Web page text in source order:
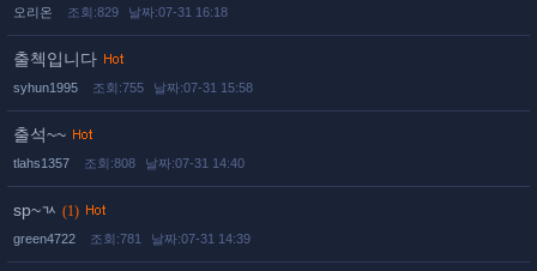
오리온 조회:829 날짜:07-31 16:18
출첵입니다
syhun1995 조회:755 날짜:07-31 15:58
출석~~
tlahs1357 조회:808 날짜:07-31 14:40
sp~ㄳ (1)
green4722 조회:781 날짜:07-31 14:39